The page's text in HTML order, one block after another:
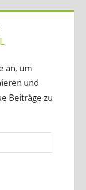
an, um
und
Beiträge zu